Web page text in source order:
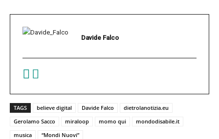
Davide Falco
TAGS believe digital Davide Falco
dietrolanotizia.eu
Gerolamo Sacco
miraloop momo qui
mondodisabile.it
musica
“Mondi Nuovi”